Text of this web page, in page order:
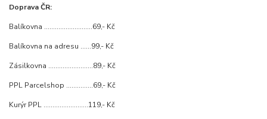
Doprava ČR:
Balíkovna ...........................69,- Kč
Balíkovna na adresu ......99,- Kč
Zásilkovna .........................89,- Kč
PPL Parcelshop ...............69,- Kč
Kurýr PPL .........................119,- Kč